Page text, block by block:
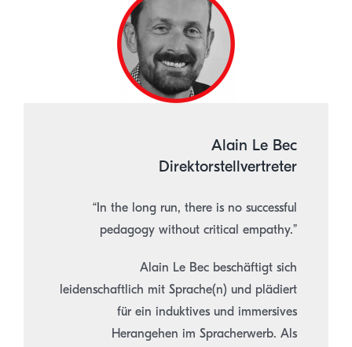
Alain Le Bec
Direktorstellvertreter
“In the long run, there is no successful
pedagogy without critical empathy.”
Alain Le Bec beschäftigt sich
leidenschaftlich mit Sprache(n) und plädiert
für ein induktives und immersives
Herangehen im Spracherwerb. Als